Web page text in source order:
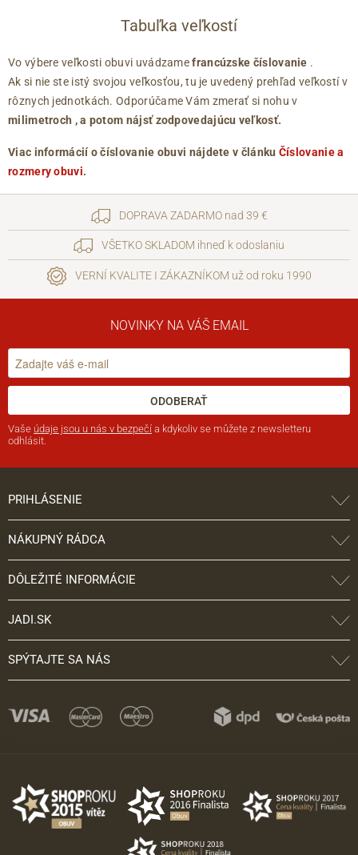
Tabuľka veľkostí
Vo výbere veľkosti obuvi uvádzamefrancúzske číslovanie .
Ak si nie ste istý svojou veľkosťou, tu je uvedený prehľad veľkostí v
rôznych jednotkách. Odporúčame Vám zmerať si nohu v
milimetroch , a potom nájsť zodpovedajúcu veľkosť.
Viac informácií o číslovanie obuvi nájdete v článku Číslovanie a
rozmery obuvi.
DOPRAVA ZADARMO nad 39 €
VŠETKO SKLADOM ihneď k odoslaniu
VERNÍ KVALITE I ZÁKAZNÍKOM už od roku 1990
NOVINKY NA VÁŠ EMAIL
ODOBERAŤ
Vaše údaje jsou u nás v bezpečí a kdykoliv se můžete z newsletteru
odhlásit.
PRIHLÁSENIE
NÁKUPNÝ RÁDCA
DÔLEŽITÉ INFORMÁCIE
JADI.SK
SPÝTAJTE SA NÁS